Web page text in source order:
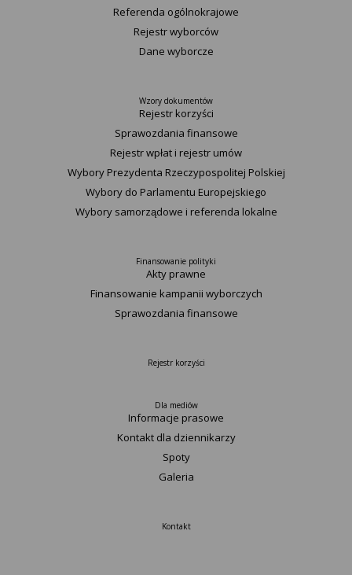
Referenda ogólnokrajowe
Rejestr wyborców
Dane wyborcze
Wzory dokumentów
Rejestr korzyści
Sprawozdania finansowe
Rejestr wpłat i rejestr umów
Wybory Prezydenta Rzeczypospolitej Polskiej
Wybory do Parlamentu Europejskiego
Wybory samorządowe i referenda lokalne
Finansowanie polityki
Akty prawne
Finansowanie kampanii wyborczych
Sprawozdania finansowe
Rejestr korzyści
Dla mediów
Informacje prasowe
Kontakt dla dziennikarzy
Spoty
Galeria
Kontakt